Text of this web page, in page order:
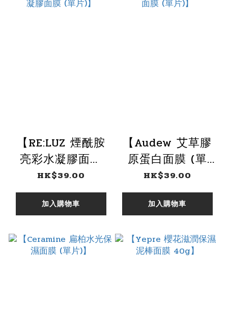
【RE:LUZ 煙酰胺
亮彩水凝膠面膜
(單片)】
HK$39.00
加入購物車
【Audew 艾草膠
原蛋白面膜 (單
片)】
HK$39.00
加入購物車